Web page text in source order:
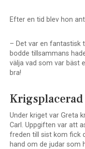
Efter en tid blev hon
– Det var en fantastisk
bodde tillsammans
välja vad som var bäst
bra!
Krigsplacerad
Under kriget var Greta
Carl. Uppgiften var att
freden till sist kom fick
hand om de judar som